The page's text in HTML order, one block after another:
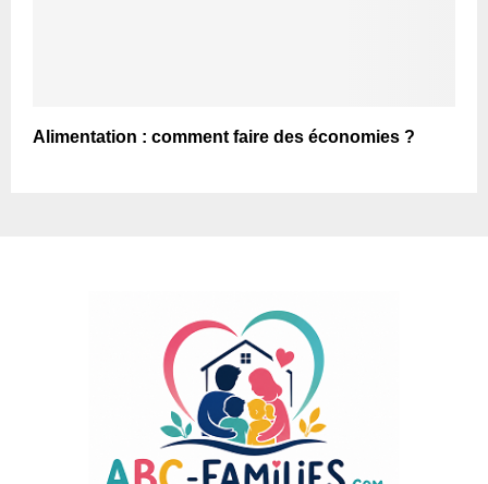
Alimentation : comment faire des économies ?